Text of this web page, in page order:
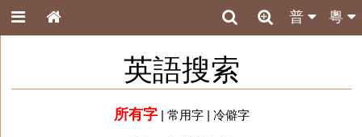
粵
普
英語搜索
所有字| 常用字| 冷僻字